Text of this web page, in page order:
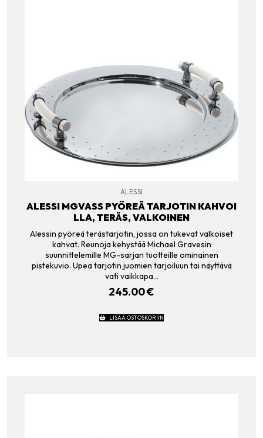
ALESSI
ALESSI MGVASS PYÖREÄ TARJOTIN KAHVOI
LLA, TERÄS, VALKOINEN
Alessin pyöreä terästarjotin, jossa on tukevat valkoiset
kahvat. Reunoja kehystää Michael Gravesin
suunnittelemille MG-sarjan tuotteille ominainen
pistekuvio. Upea tarjotin juomien tarjoiluun tai näyttävä
vati vaikkapa…
245.00€
LISÄÄ OSTOSKORIIN